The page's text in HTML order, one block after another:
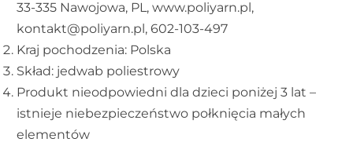
33-335 Nawojowa, PL, www.poliyarn.pl,
kontakt@poliyarn.pl, 602-103-497
Kraj pochodzenia: Polska
Skład: jedwab poliestrowy
Produkt nieodpowiedni dla dzieci poniżej 3 lat –
istnieje niebezpieczeństwo połknięcia małych
elementów